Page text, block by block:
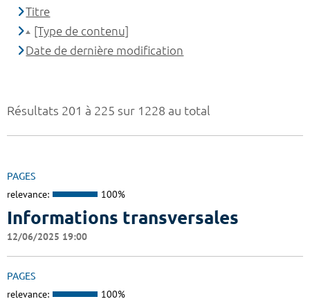
Résultats 201 à 225 sur 1228 au total
PAGES
relevance: 100%
Informations transversales
12/06/2025 19:00
PAGES
relevance: 100%
Titre
[Type de contenu]
Date de dernière modification